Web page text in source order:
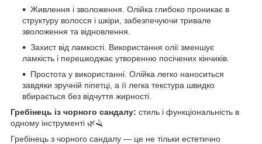
Живлення і зволоження. Олійка глибоко проникає в
структуру волосся і шкіри, забезпечуючи тривале
зволоження та відновлення.
Захист від ламкості. Використання олії зменшує
ламкість і перешкоджає утворенню посічених кінчиків.
Простота у використанні. Олійка легко наноситься
завдяки зручній піпетці, а її легка текстура швидко
вбирається без відчуття жирності.
Гребінець із чорного сандалу: стиль і функціональність в
одному інструменті 🌿🪒
Гребінець з чорного сандалу — це не тільки естетично